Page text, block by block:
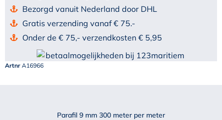
Bezorgd vanuit Nederland door DHL
Gratis verzending vanaf € 75.-
Onder de € 75,- verzendkosten € 5,95
Artnr A16966
Parafil 9 mm 300 meter per meter